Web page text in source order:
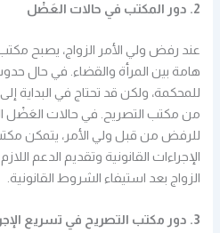
2. دور المكتب في حالات العَضْل
عند رفض ولي الأمر الزواج، يصبح
هامة بين المرأة والقضاء. في حال
للمحكمة، ولكن قد تحتاج في البداية
من مكتب التصريح. في حالات العَضْل
للرفض من قبل ولي الأمر، يتمكن
الإجراءات القانونية وتقديم الدعم
الزواج بعد استيفاء الشروط القانونية.
3. دور مكتب التصريح في تسريع الإجراءات القضائية